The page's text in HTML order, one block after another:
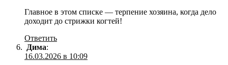
Главное в этом списке — терпение хозяина, когда дело
доходит до стрижки когтей!
Ответить
Дима:
16.03.2026 в 10:09